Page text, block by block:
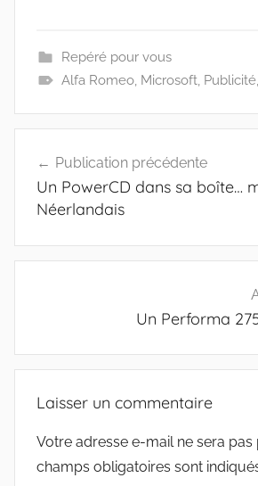
Repéré pour vous
Alfa Romeo, Microsoft, Publicité,
de
l’article
Publication précédente
Un PowerCD dans sa boîte…
Néerlandais
Un Performa
Laisser un commentaire
Votre adresse e-mail ne sera pas
champs obligatoires sont